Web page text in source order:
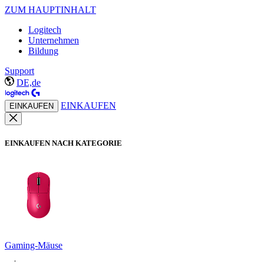
ZUM HAUPTINHALT
Logitech
Unternehmen
Bildung
Support
DE,de
EINKAUFEN EINKAUFEN
EINKAUFEN NACH KATEGORIE
Gaming-Mäuse